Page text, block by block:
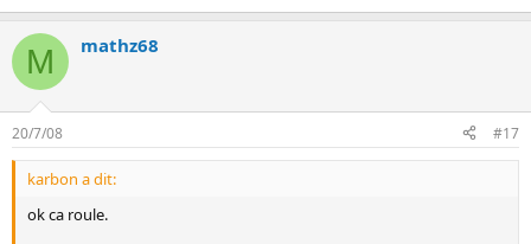
M mathz68
20/7/08 #17
karbon a dit:
ok ca roule.